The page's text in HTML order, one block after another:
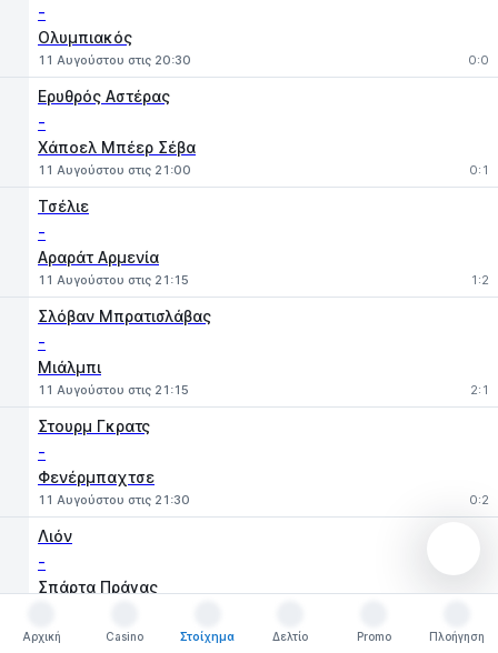
-
Ολυμπιακός
11 Αυγούστου στις 20:30 0:0
Ερυθρός Αστέρας
-
Χάποελ Μπέερ Σέβα
11 Αυγούστου στις 21:00 0:1
Τσέλιε
-
Αραράτ Αρμενία
11 Αυγούστου στις 21:15 1:2
Σλόβαν Μπρατισλάβας
-
Μιάλμπι
11 Αυγούστου στις 21:15 2:1
Στουρμ Γκρατς
-
Φενέρμπαχτσε
11 Αυγούστου στις 21:30 0:2
Λιόν
-
Σπάρτα Πράγας
10 αγώνες
Αρχική
Casino
Στοίχημα
Δελτίο
Promo
Πλοήγηση